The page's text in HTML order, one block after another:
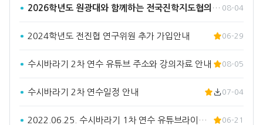
2026학년도 원광대와 함께하는 전국진학지도협의회 수시바라기2… 08-04
2024학년도 전진협 연구위원 추가 가입안내 06-29
수시바라기 2차 연수 유튜브 주소와 강의자료 안내 08-05
수시바라기 2차 연수일정 안내 07-04
2022.06.25. 수시바라기 1차 연수 유튜브라이브 주소입… 06-21